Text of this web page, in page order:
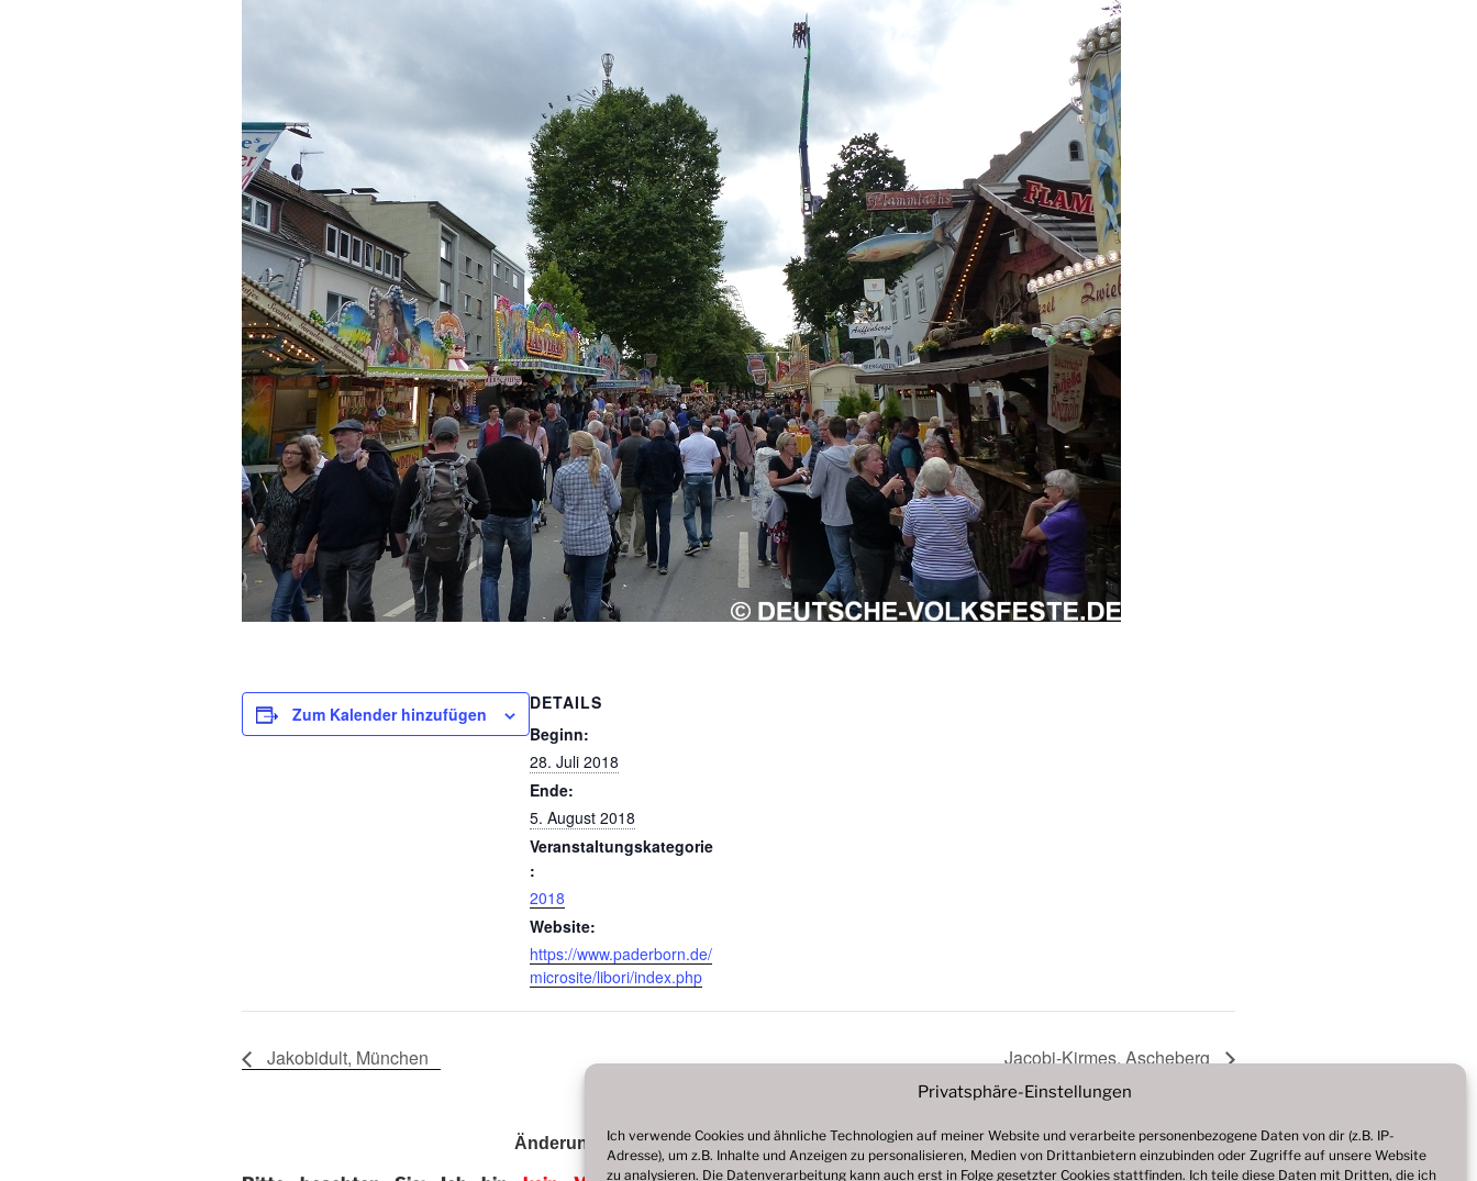
Privatsphäre-Einstellungen
Ich verwende Cookies und ähnliche Technologien auf meiner Website und verarbeite personenbezogene Daten von dir (z.B. IP-
Adresse), um z.B. Inhalte und Anzeigen zu personalisieren, Medien von Drittanbietern einzubinden oder Zugriffe auf unsere Website
zu analysieren. Die Datenverarbeitung kann auch erst in Folge gesetzter Cookies stattfinden. Ich teile diese Daten mit Dritten, die ich
Zum Kalender hinzufügen
DETAILS
Beginn:
28. Juli 2018
Ende:
5. August 2018
Veranstaltungskategorie
:
2018
Website:
https://www.paderborn.de/
microsite/libori/index.php
Jakobidult, München Jacobi-Kirmes, Ascheberg
Änderungen vorbehalten, alle Angaben ohne Gewähr!